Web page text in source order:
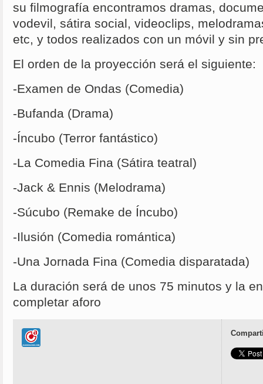
su filmografía encontramos dramas,
vodevil, sátira social, videoclips,
etc, y todos realizados con un móvil y sin
El orden de la proyección será el siguiente:
-Examen de Ondas (Comedia)
-Bufanda (Drama)
-Íncubo (Terror fantástico)
-La Comedia Fina (Sátira teatral)
-Jack & Ennis (Melodrama)
-Súcubo (Remake de Íncubo)
-Ilusión (Comedia romántica)
-Una Jornada Fina (Comedia disparatada)
La duración será de unos 75 minutos y la
completar aforo